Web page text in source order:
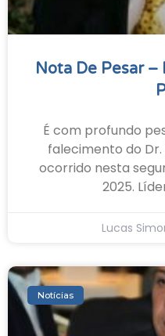
Nota De Pesar –
É com profundo
falecimento do Dr.
ocorrido nesta
2025.
Lucas
Notícias